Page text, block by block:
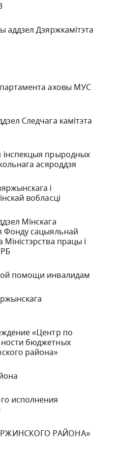
аддзел Дзяржкамітэта
аховы МУС
Следчага камітэта
прыродных
асяроддзя
і
вобласці
Мінскага
Фонду сацыяльнай
працы і
помощи инвалидам
«Центр по
бюджетных
района»
исполнения
РАЙОНА»